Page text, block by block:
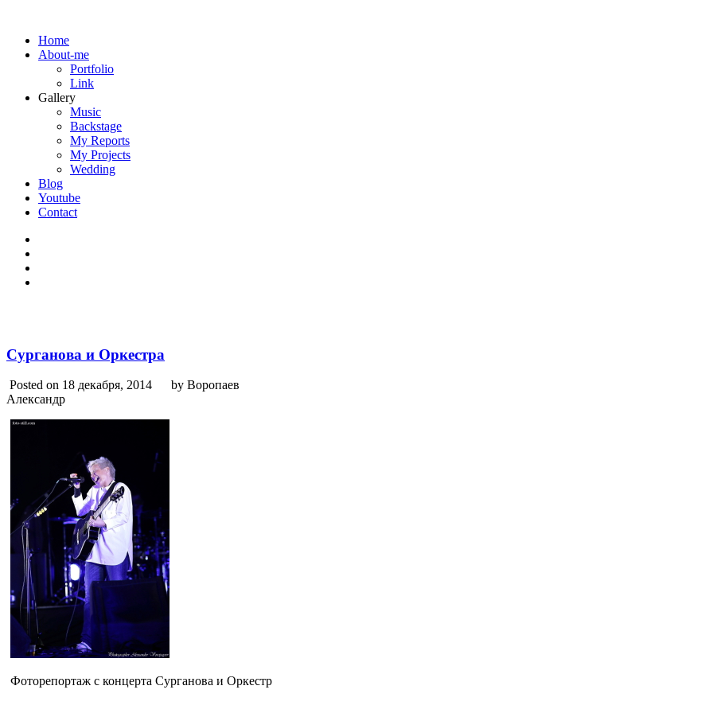
Home
About-me
Portfolio
Link
Gallery
Music
Backstage
My Reports
My Projects
Wedding
Blog
Youtube
Contact
Сурганова и Оркестра
Posted on 18 декабря, 2014
by Воропаев
Александр
Фоторепортаж с концерта Сурганова и Оркестр